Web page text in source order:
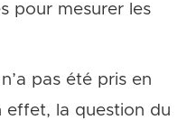
pour mesurer les
pas été pris en
effet, la question du